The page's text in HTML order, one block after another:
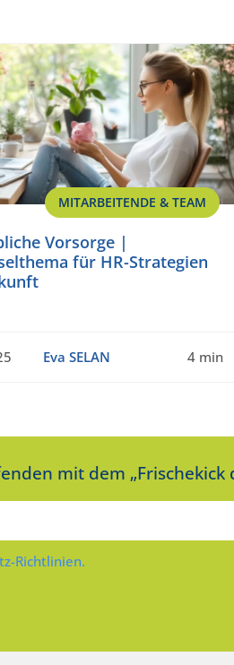
MITARBEITENDE & TEAM
Vorsorge |
für HR-Strategien
Eva SELAN 4 min
mit dem „Frischekick
Richtlinien.